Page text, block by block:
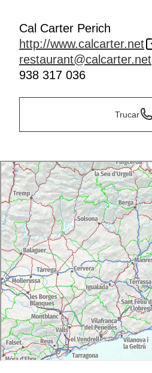
Cal Carter Perich
http://www.calcarter.net
restaurant@calcarter.net
938 317 036
Trucar